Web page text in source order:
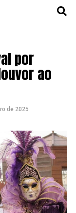
por
ao
de 2025